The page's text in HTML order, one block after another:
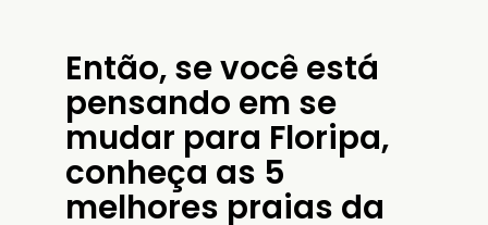
Então, se você está
pensando em se
mudar para Floripa,
conheça as 5
melhores praias da